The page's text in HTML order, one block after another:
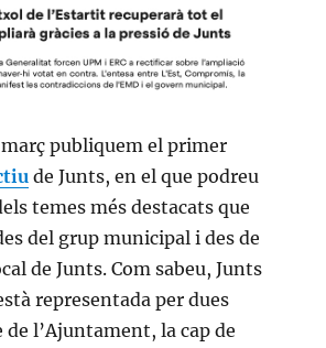
publiquem el primer
de Junts, en el que podreu
temes més destacats que
del grup municipal i des de
de Junts. Com sabeu, Junts
representada per dues
de l’Ajuntament, la cap de